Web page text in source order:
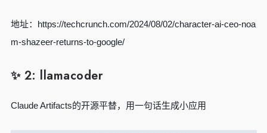
地址：https://techcrunch.com/2024/08/02/character-ai-ceo-noa
m-shazeer-returns-to-google/
✨ 2: llamacoder
Claude Artifacts的开源平替，用一句话生成小应用